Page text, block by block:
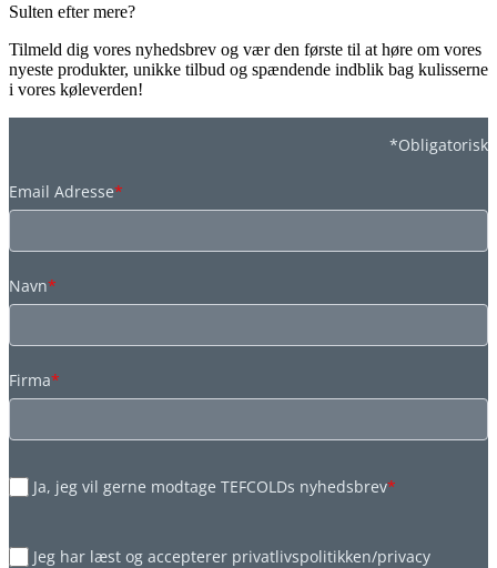
Sulten efter mere?
Tilmeld dig vores nyhedsbrev og vær den første til at høre om vores
nyeste produkter, unikke tilbud og spændende indblik bag kulisserne
i vores køleverden!
*Obligatorisk
Email Adresse*
Navn*
Firma*
Ja, jeg vil gerne modtage TEFCOLDs nyhedsbrev*
Jeg har læst og accepterer privatlivspolitikken/privacy